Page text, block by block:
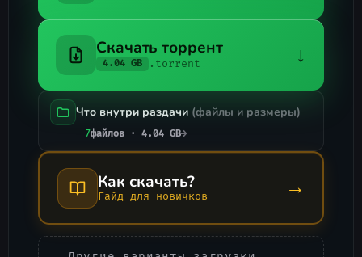
Скачать торрент
4.04 GB .torrent ↓
Что внутри раздачи (файлы и размеры)
7файлов · 4.04 GB→
Как скачать?
Гайд для новичков →